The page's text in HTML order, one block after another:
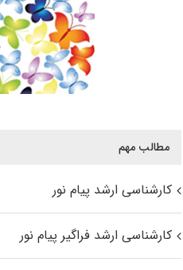
مطالب مهم
کارشناسی ارشد پیام نور
کارشناسی ارشد فراگیر پیام نور